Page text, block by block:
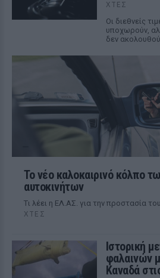
ΧΤΕΣ
Οι διεθνείς
υποχωρούν,
δεν
Το νέο καλοκαιρινό κόλπο
αυτοκινήτων
Tι λέει η ΕΛ.ΑΣ. για την προστασία
ΧΤΕΣ
Ιστορική
φαλαινών
Καναδά